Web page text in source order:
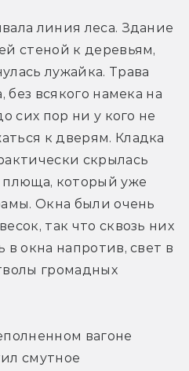
линия леса. Здание
стеной к деревьям,
лужайка. Трава
без всякого намека на
сих пор ни у кого не
к дверям. Кладка
скрылась
плюща, который уже
Окна были очень
так что сквозь них
в окна напротив, свет в
громадных
вагоне
смутное